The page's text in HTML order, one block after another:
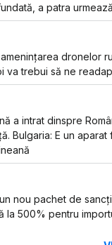
a patra urmează
dronelor
va trebui să ne
a intrat dinspre
Bulgaria: E un aparat
nou pachet de
la 500% pentru